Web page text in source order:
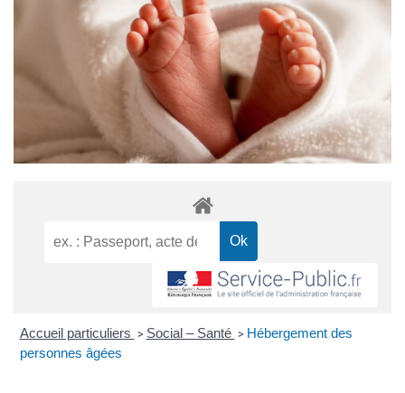
Accueil particuliers > Social – Santé > Hébergement des
personnes âgées